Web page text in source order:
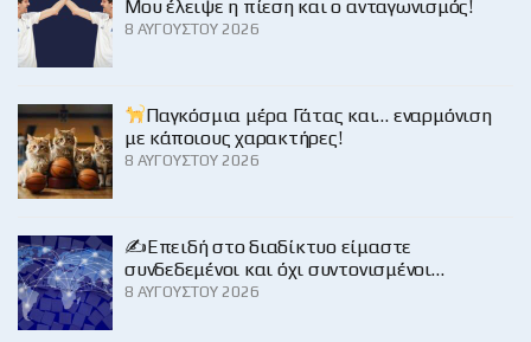
Μου έλειψε η πίεση και ο ανταγωνισμός!
8 ΑΥΓΟΎΣΤΟΥ 2026
Παγκόσμια μέρα Γάτας και… εναρμόνιση
με κάποιους χαρακτήρες!
8 ΑΥΓΟΎΣΤΟΥ 2026
✍️Επειδή στο διαδίκτυο είμαστε
συνδεδεμένοι και όχι συντονισμένοι…
8 ΑΥΓΟΎΣΤΟΥ 2026